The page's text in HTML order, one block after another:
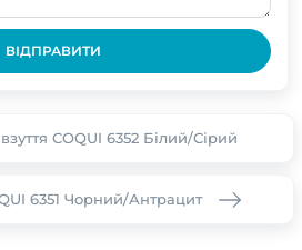
ВІДПРАВИТИ
COQUI 6352 Білий/Сірий
6351 Чорний/Антрацит